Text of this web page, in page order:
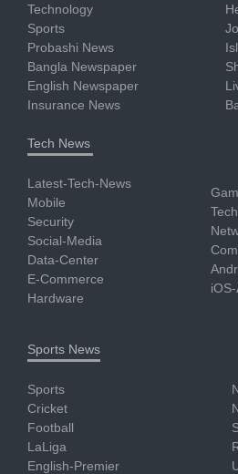
Technology
Sports
Probashi News
Bangla Newspaper
English Newspaper
Insurance News
Tech News
Latest-Tech-News
Mobile
Security
Social-Media
Data-Center
E-Commerce
Hardware
Sports News
Sports
Cricket
Football
LaLiga
English-Premier